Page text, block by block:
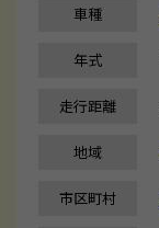
車種
年式
走行距離
地域
市区町村